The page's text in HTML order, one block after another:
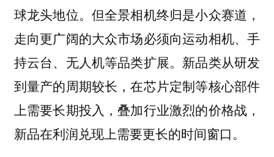
球龙头地位。但全景相机终归是小众赛道，
走向更广阔的大众市场必须向运动相机、手
持云台、无人机等品类扩展。新品类从研发
到量产的周期较长，在芯片定制等核心部件
上需要长期投入，叠加行业激烈的价格战，
新品在利润兑现上需要更长的时间窗口。